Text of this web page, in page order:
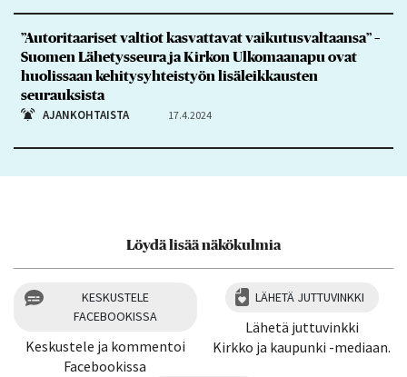
”Autoritaariset valtiot kasvattavat vaikutusvaltaansa” –
Suomen Lähetysseura ja Kirkon Ulkomaanapu ovat
huolissaan kehitysyhteistyön lisäleikkausten
seurauksista
AJANKOHTAISTA 17.4.2024
Löydä lisää näkökulmia
KESKUSTELE
FACEBOOKISSA
Keskustele ja kommentoi
Facebookissa
LÄHETÄ JUTTUVINKKI
Lähetä juttuvinkki
Kirkko ja kaupunki -mediaan.